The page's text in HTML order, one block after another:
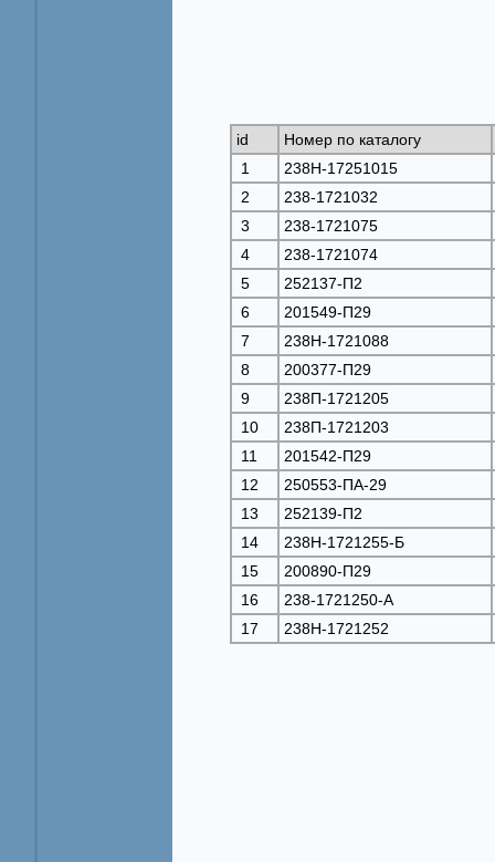
id
Номер по каталогу
1
238Н-17251015
2
238-1721032
3
238-1721075
4
238-1721074
5
252137-П2
6
201549-П29
7
238Н-1721088
8
200377-П29
9
238П-1721205
10
238П-1721203
11
201542-П29
12
250553-ПА-29
13
252139-П2
14
238Н-1721255-Б
15
200890-П29
16
238-1721250-А
17
238Н-1721252